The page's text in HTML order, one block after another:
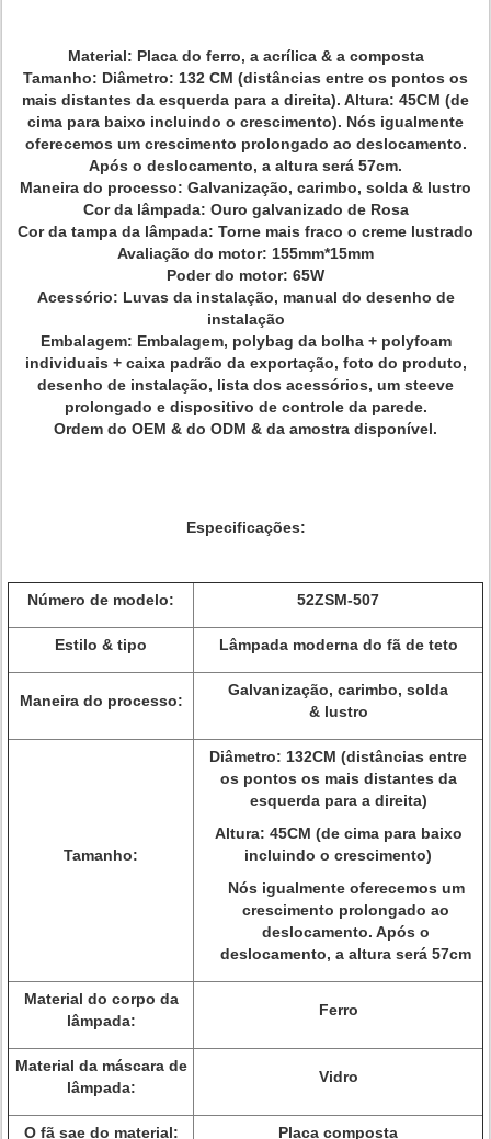
Material: Placa do ferro, a acrílica & a composta
Tamanho: Diâmetro: 132 CM (distâncias entre os pontos os
mais distantes da esquerda para a direita). Altura: 45CM (de
cima para baixo incluindo o crescimento). Nós igualmente
oferecemos um crescimento prolongado ao deslocamento.
Após o deslocamento, a altura será 57cm.
Maneira do processo: Galvanização, carimbo, solda & lustro
Cor da lâmpada: Ouro galvanizado de Rosa
Cor da tampa da lâmpada: Torne mais fraco o creme lustrado
Avaliação do motor: 155mm*15mm
Poder do motor: 65W
Acessório: Luvas da instalação, manual do desenho de
instalação
Embalagem: Embalagem, polybag da bolha + polyfoam
individuais + caixa padrão da exportação, foto do produto,
desenho de instalação, lista dos acessórios, um steeve
prolongado e dispositivo de controle da parede.
Ordem do OEM & do ODM & da amostra disponível.
Especificações:
Número de modelo: 52ZSM-507
Estilo & tipo Lâmpada moderna do fã de teto
Maneira do processo:
Galvanização, carimbo, solda
& lustro
Tamanho:
Diâmetro: 132CM (distâncias entre
os pontos os mais distantes da
esquerda para a direita)
Altura: 45CM (de cima para baixo
incluindo o crescimento)
Nós igualmente oferecemos um
crescimento prolongado ao
deslocamento. Após o
deslocamento, a altura será 57cm
Material do corpo da
lâmpada:
Ferro
Material da máscara de
lâmpada:
Vidro
O fã sae do material: Placa composta